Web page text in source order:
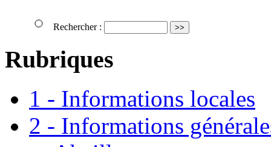
Rechercher :
Rubriques
1 - Informations locales
2 - Informations